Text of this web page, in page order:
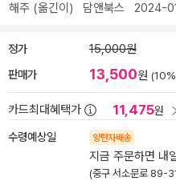
해주 (옮긴이) 담앤북스 2024-
정가 15,000원
판매가 13,500원
카드최대혜택가 11,475원
수령예상일 양탄자배송
지금 주문하면 내
(중구 서소문로 89-